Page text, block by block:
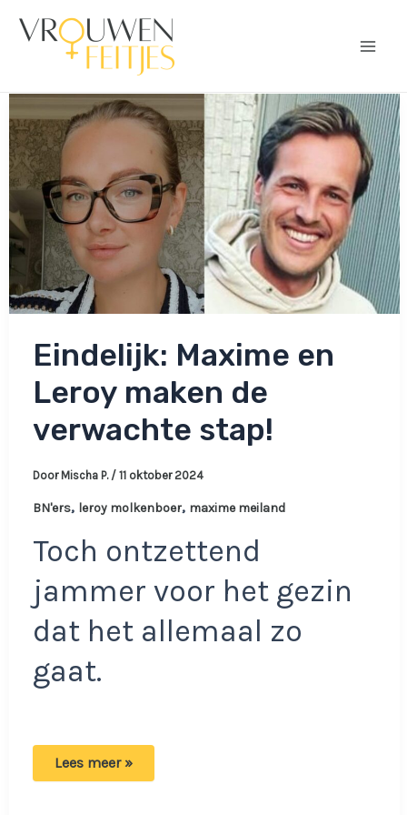
naar
Eindelijk: Maxime en
Leroy maken de
verwachte stap!
Door Mischa P. / 11 oktober 2024
BN'ers, leroy molkenboer, maxime meiland
Toch ontzettend
jammer voor het gezin
dat het allemaal zo
gaat.
Eindelijk:
Lees meer »